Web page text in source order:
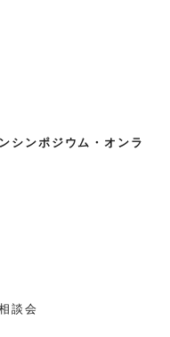
シンポジウム・オンラ
談会